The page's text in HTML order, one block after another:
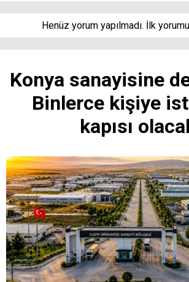
Henüz yorum yapılmadı. İlk
Konya sanayisine
Binlerce kişiye
kapısı